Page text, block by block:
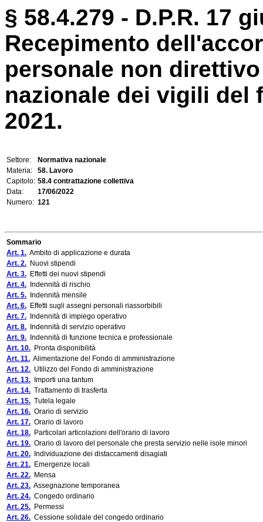
§ 58.4.279 - D.P.R. 17
Recepimento
personale non
nazionale dei vigili del
2021.
Settore:
Normativa nazionale
Materia:
58. Lavoro
Capitolo: 58.4 contrattazione collettiva
Data:
17/06/2022
Numero: 121
Sommario
Art. 1. Ambito di applicazione e durata
Art. 2. Nuovi stipendi
Art. 3. Effetti dei nuovi stipendi
Art. 4. Indennità di rischio
Art. 5. Indennità mensile
Art. 6. Effetti sugli assegni personali riassorbibili
Art. 7. Indennità di impiego operativo
Art. 8. Indennità di servizio operativo
Art. 9. Indennità di funzione tecnica e professionale
Art. 10. Pronta disponibilità
Art. 11. Alimentazione del Fondo di amministrazione
Art. 12. Utilizzo del Fondo di amministrazione
Art. 13. Importi una tantum
Art. 14. Trattamento di trasferta
Art. 15. Tutela legale
Art. 16. Orario di servizio
Art. 17. Orario di lavoro
Art. 18. Particolari articolazioni dell'orario di lavoro
Art. 19. Orario di lavoro del personale che presta servizio nelle isole minori
Art. 20. Individuazione dei distaccamenti disagiati
Art. 21. Emergenze locali
Art. 22. Mensa
Art. 23. Assegnazione temporanea
Art. 24. Congedo ordinario
Art. 25. Permessi
Art. 26. Cessione solidale del congedo ordinario